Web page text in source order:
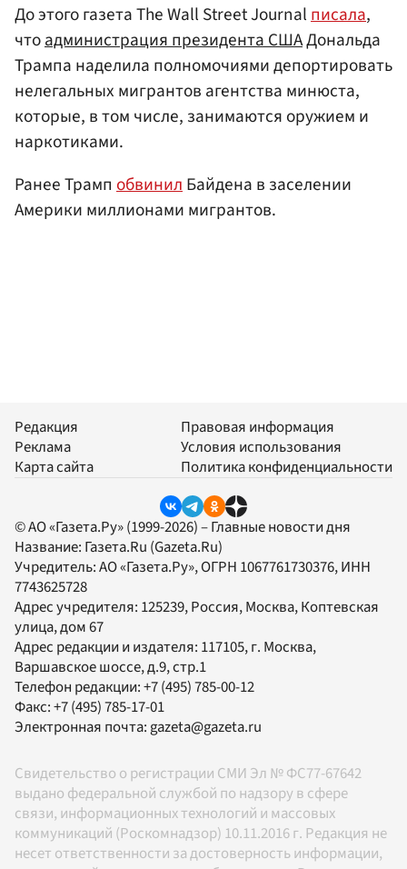
До этого газета The Wall Street Journalписала,
чтоадминистрация президента СШАДональда
Трампа наделила полномочиями депортировать
нелегальных мигрантов агентства минюста,
которые, в том числе, занимаются оружием и
наркотиками.
Ранее Трамп обвинилБайдена в заселении
Америки миллионами мигрантов.
Редакция
Реклама
Карта сайта
Правовая информация
Условия использования
Политика конфиденциальности
© АО «Газета.Ру» (1999-2026) – Главные новости дня
Название: Газета.Ru (Gazeta.Ru)
Учредитель:АО «Газета.Ру», ОГРН 1067761730376, ИНН
7743625728
Адрес учредителя: 125239, Россия, Москва, Коптевская
улица, дом 67
Адрес редакции и издателя: 117105, г. Москва,
Варшавское шоссе, д.9, стр.1
Телефон редакции:+7 (495) 785-00-12
Факс:+7 (495) 785-17-01
Электронная почта:gazeta@gazeta.ru
Свидетельство о регистрации СМИ Эл № ФС77-67642
выдано федеральной службой по надзору в сфере
связи, информационных технологий и массовых
коммуникаций (Роскомнадзор) 10.11.2016 г. Редакция не
несет ответственности за достоверность информации,